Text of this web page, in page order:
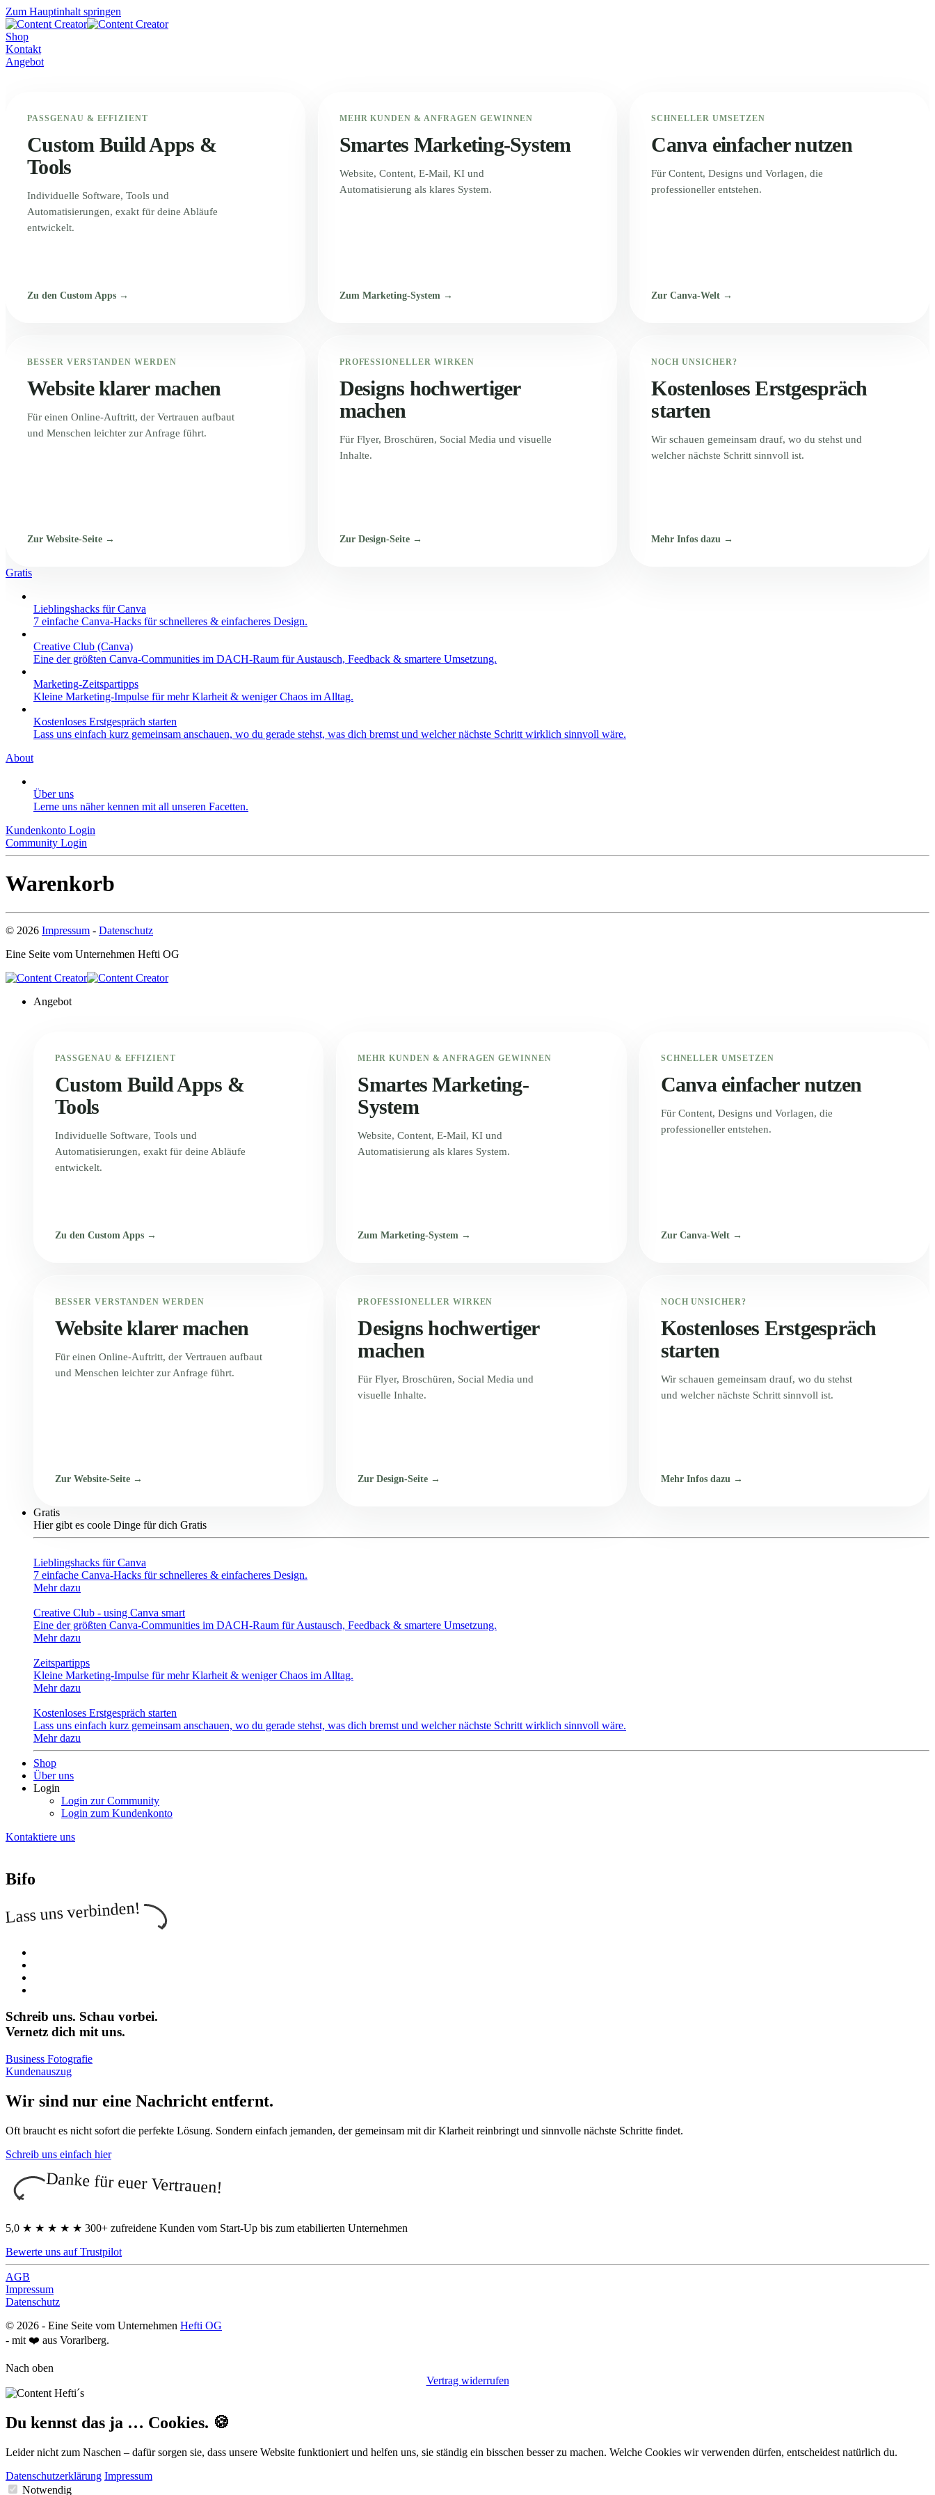
Zum Hauptinhalt springen
Shop
Kontakt
Angebot
PASSGENAU & EFFIZIENT
Custom Build Apps &
Tools
Individuelle Software, Tools und
Automatisierungen, exakt für deine Abläufe
entwickelt.
Zu den Custom Apps →
MEHR KUNDEN & ANFRAGEN GEWINNEN
Smartes Marketing-System
Website, Content, E-Mail, KI und
Automatisierung als klares System.
Zum Marketing-System →
SCHNELLER UMSETZEN
Canva einfacher nutzen
Für Content, Designs und Vorlagen, die
professioneller entstehen.
Zur Canva-Welt →
BESSER VERSTANDEN WERDEN
Website klarer machen
Für einen Online-Auftritt, der Vertrauen aufbaut
und Menschen leichter zur Anfrage führt.
Zur Website-Seite →
PROFESSIONELLER WIRKEN
Designs hochwertiger
machen
Für Flyer, Broschüren, Social Media und visuelle
Inhalte.
Zur Design-Seite →
NOCH UNSICHER?
Kostenloses Erstgespräch
starten
Wir schauen gemeinsam drauf, wo du stehst und
welcher nächste Schritt sinnvoll ist.
Mehr Infos dazu →
Gratis
Lieblingshacks für Canva
7 einfache Canva-Hacks für schnelleres & einfacheres Design.
Creative Club (Canva)
Eine der größten Canva-Communities im DACH-Raum für Austausch, Feedback & smartere Umsetzung.
Marketing-Zeitspartipps
Kleine Marketing-Impulse für mehr Klarheit & weniger Chaos im Alltag.
Kostenloses Erstgespräch starten
Lass uns einfach kurz gemeinsam anschauen, wo du gerade stehst, was dich bremst und welcher nächste Schritt wirklich sinnvoll wäre.
About
Über uns
Lerne uns näher kennen mit all unseren Facetten.
Kundenkonto Login
Community Login
Warenkorb
© 2026 Impressum - Datenschutz
Eine Seite vom Unternehmen Hefti OG
Angebot
PASSGENAU & EFFIZIENT
Custom Build Apps &
Tools
Individuelle Software, Tools und
Automatisierungen, exakt für deine Abläufe
entwickelt.
Zu den Custom Apps →
MEHR KUNDEN & ANFRAGEN GEWINNEN
Smartes Marketing-
System
Website, Content, E-Mail, KI und
Automatisierung als klares System.
Zum Marketing-System →
SCHNELLER UMSETZEN
Canva einfacher nutzen
Für Content, Designs und Vorlagen, die
professioneller entstehen.
Zur Canva-Welt →
BESSER VERSTANDEN WERDEN
Website klarer machen
Für einen Online-Auftritt, der Vertrauen aufbaut
und Menschen leichter zur Anfrage führt.
Zur Website-Seite →
PROFESSIONELLER WIRKEN
Designs hochwertiger
machen
Für Flyer, Broschüren, Social Media und
visuelle Inhalte.
Zur Design-Seite →
NOCH UNSICHER?
Kostenloses Erstgespräch
starten
Wir schauen gemeinsam drauf, wo du stehst
und welcher nächste Schritt sinnvoll ist.
Mehr Infos dazu →
Gratis
Hier gibt es coole Dinge für dich Gratis
Lieblingshacks für Canva
7 einfache Canva-Hacks für schnelleres & einfacheres Design.
Mehr dazu
Creative Club - using Canva smart
Eine der größten Canva-Communities im DACH-Raum für Austausch, Feedback & smartere Umsetzung.
Mehr dazu
Zeitspartipps
Kleine Marketing-Impulse für mehr Klarheit & weniger Chaos im Alltag.
Mehr dazu
Kostenloses Erstgespräch starten
Lass uns einfach kurz gemeinsam anschauen, wo du gerade stehst, was dich bremst und welcher nächste Schritt wirklich sinnvoll wäre.
Mehr dazu
Shop
Über uns
Login
Login zur Community
Login zum Kundenkonto
Kontaktiere uns
Bifo
Lass uns verbinden!
Schreib uns. Schau vorbei.
Vernetz dich mit uns.
Business Fotografie
Kundenauszug
Wir sind nur eine Nachricht entfernt.
Oft braucht es nicht sofort die perfekte Lösung. Sondern einfach jemanden, der gemeinsam mit dir Klarheit reinbringt und sinnvolle nächste Schritte findet.
Schreib uns einfach hier
Danke für euer Vertrauen!
5,0 ★ ★ ★ ★ ★ 300+ zufreidene Kunden vom Start-Up bis zum etabilierten Unternehmen
Bewerte uns auf Trustpilot
AGB
Impressum
Datenschutz
© 2026 - Eine Seite vom Unternehmen Hefti OG
- mit ❤️ aus Vorarlberg.
Nach oben
Vertrag widerrufen
Du kennst das ja … Cookies. 🍪
Leider nicht zum Naschen – dafür sorgen sie, dass unsere Website funktioniert und helfen uns, sie ständig ein bisschen besser zu machen. Welche Cookies wir verwenden dürfen, entscheidest natürlich du.
Datenschutzerklärung Impressum
Notwendig